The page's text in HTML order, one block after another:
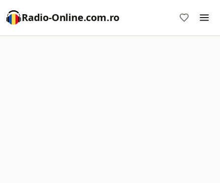
Radio-Online.com.ro